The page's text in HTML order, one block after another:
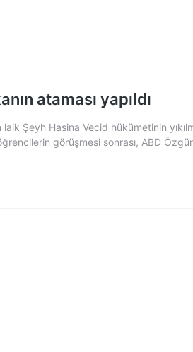
ataması yapıldı
Şeyh Hasina Vecid hükümetinin
görüşmesi sonrası, ABD